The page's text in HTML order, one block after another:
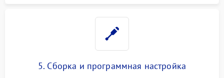
5. Сборка и программная настройка